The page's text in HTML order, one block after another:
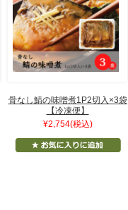
骨なし鯖の味噌煮1P2切入×3袋
【冷凍便】
¥2,754(税込)